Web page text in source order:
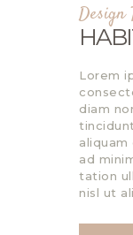
Design
Lorem
diam
ad
tation
nisl ut